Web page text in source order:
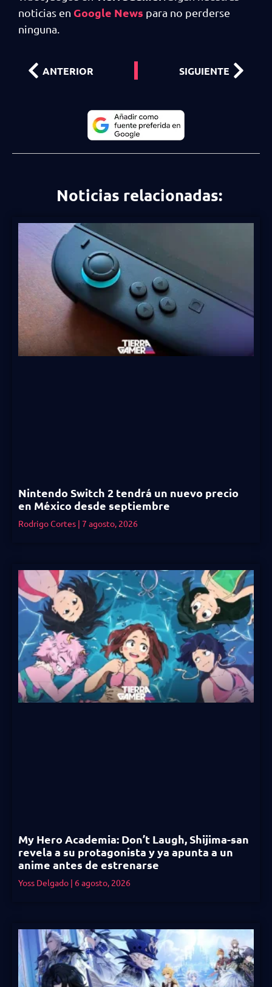
noticias en Google News para no perderse
ninguna.
ANTERIOR SIGUIENTE
Noticias relacionadas:
Nintendo Switch 2 tendrá un nuevo precio
en México desde septiembre
Rodrigo Cortes 7 agosto, 2026
My Hero Academia: Don’t Laugh, Shijima-san
revela a su protagonista y ya apunta a un
anime antes de estrenarse
Yoss Delgado 6 agosto, 2026